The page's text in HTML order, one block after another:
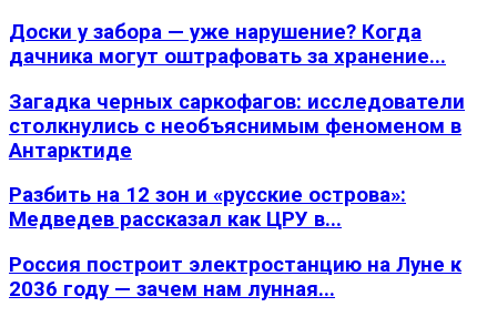
Доски у забора — уже нарушение? Когда
дачника могут оштрафовать за хранение...
Загадка черных саркофагов: исследователи
столкнулись с необъяснимым феноменом в
Антарктиде
Разбить на 12 зон и «русские острова»:
Медведев рассказал как ЦРУ в...
Россия построит электростанцию на Луне к
2036 году — зачем нам лунная...